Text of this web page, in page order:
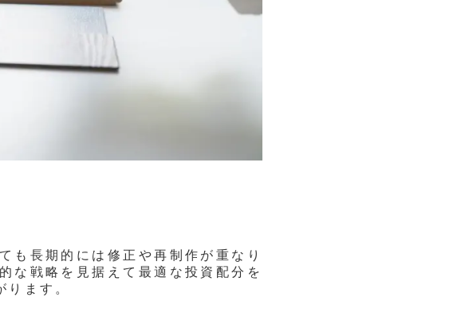
も長期的には修正や再制作が重なり
な戦略を見据えて最適な投資配分を
ます。